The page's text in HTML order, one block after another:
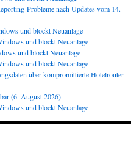
Probleme nach Updates vom 14.
und blockt Neuanlage
und blockt Neuanlage
und blockt Neuanlage
und blockt Neuanlage
über kompromittierte Hotelrouter
(6. August 2026)
und blockt Neuanlage